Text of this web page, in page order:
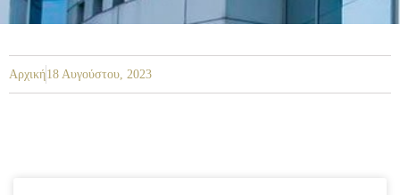
Αρχική18 Αυγούστου, 2023